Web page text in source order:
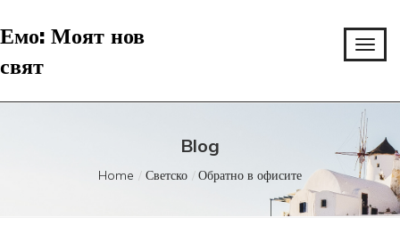
Емо: Моят нов
свят
Blog
Home Светско Обратно в офисите